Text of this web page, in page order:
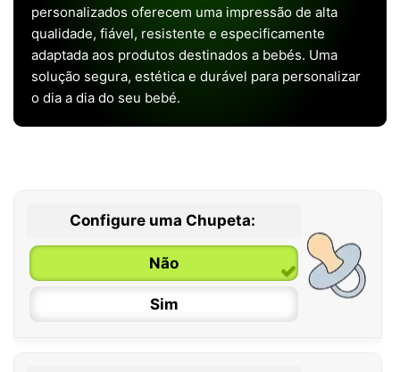
personalizados oferecem uma impressão de alta
qualidade, fiável, resistente e especificamente
adaptada aos produtos destinados a bebés. Uma
solução segura, estética e durável para personalizar
o dia a dia do seu bebé.
Configure uma Chupeta:
Não
Sim